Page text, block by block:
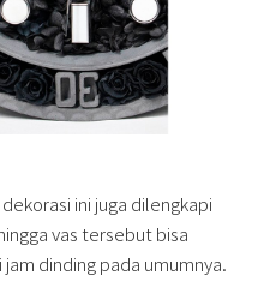
ini juga dilengkapi
vas tersebut bisa
dinding pada umumnya.